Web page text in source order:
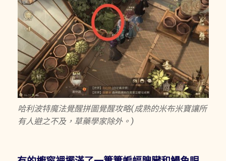
哈利波特魔法覺醒拼圖覺醒攻略(成熟的米布米寶讓所
有人避之不及，草藥學家除外。)